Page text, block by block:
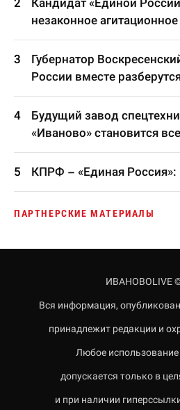
Кандидат «Единой
незаконное
Губернатор
России вместе
Будущий завод
«Иваново» становится
КПРФ – «Единая Россия»:
ПАРТНЕРСКИЕ МАТЕРИАЛЫ
ИВАНОВОLIVE
Вся информация,
принадлежит редакции и
Любое
допускается только в
и при наличии